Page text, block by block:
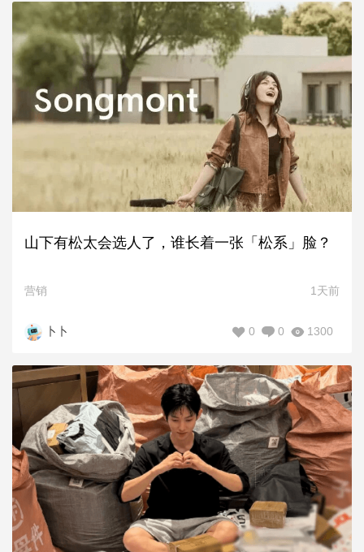
山下有松太会选人了，谁长着一张「松系」脸？
营销 1天前
卜卜 1300
0
0